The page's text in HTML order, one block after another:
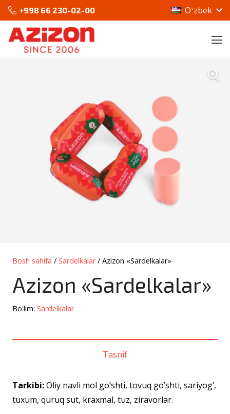
+998 66 230-02-00 Oʻzbek
Bosh sahifa / Sardelkalar/ Azizon «Sardelkalar»
Azizon «Sardelkalar»
Bo'lim: Sardelkalar
Tasnif
Tarkibi:Oliy navli mol go’shti, tovuq go’shti, sariyog’,
tuxum, quruq sut, kraxmal, tuz, ziravorlar.